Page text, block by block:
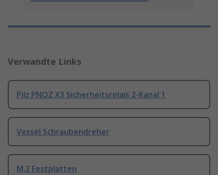
Verwandte Links
Pilz PNOZ X3 Sicherheitsrelais 2-Kanal 1
Vessel Schraubendreher
M.2 Festplatten